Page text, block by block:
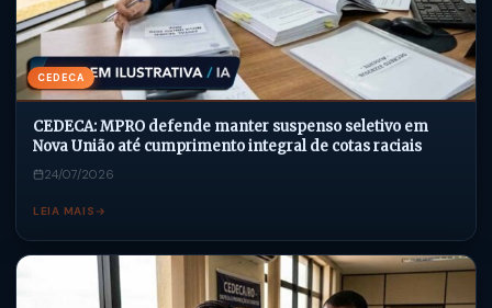
CEDECA
CEDECA: MPRO defende manter suspenso seletivo em
Nova União até cumprimento integral de cotas raciais
24/07/2026
LEIA MAIS